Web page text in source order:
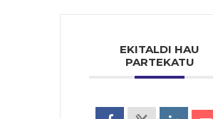
EKITALDI HAU
PARTEKATU